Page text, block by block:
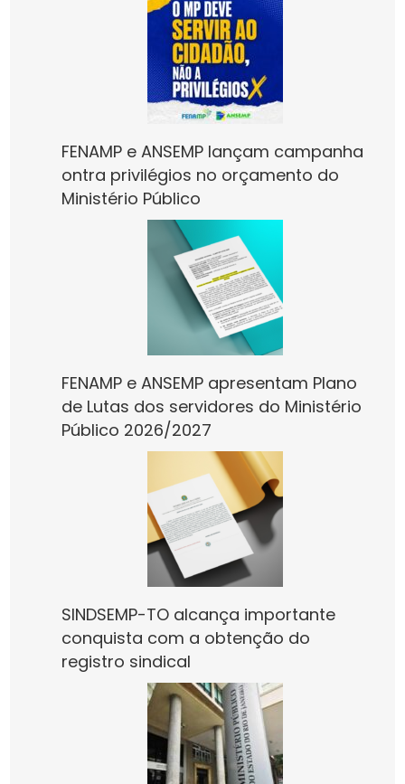
FENAMP e ANSEMP lançam campanha
ontra privilégios no orçamento do
Ministério Público
FENAMP e ANSEMP apresentam Plano
de Lutas dos servidores do Ministério
Público 2026/2027
SINDSEMP-TO alcança importante
conquista com a obtenção do
registro sindical